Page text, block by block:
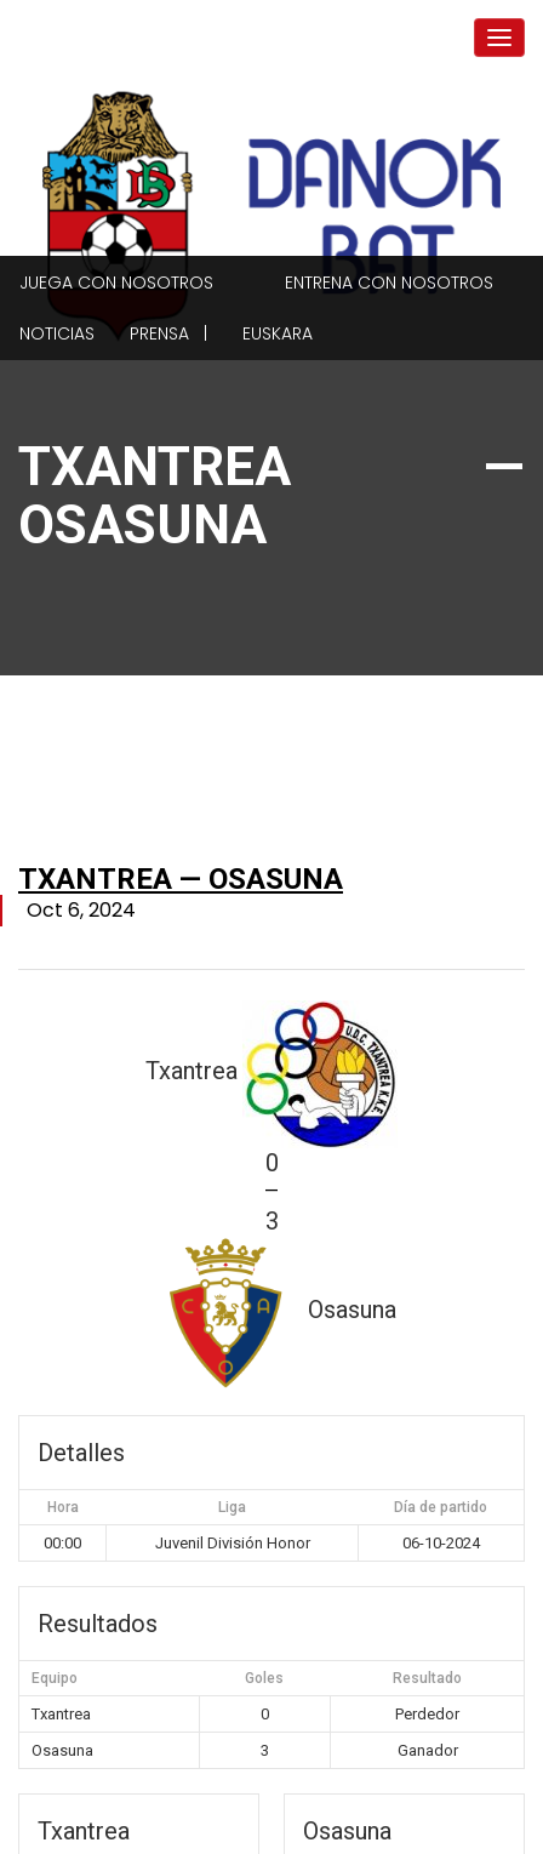
JUEGA CON NOSOTROS ENTRENA CON NOSOTROS
NOTICIAS PRENSA | EUSKARA
TXANTREA —
OSASUNA
TXANTREA — OSASUNA
Oct 6, 2024
Txantrea
0
—
3
Osasuna
Detalles
Hora Liga Día de partido
00:00 Juvenil División Honor 06-10-2024
Resultados
Equipo Goles Resultado
Txantrea 0
Perdedor
Osasuna
3 Ganador
Txantrea Osasuna